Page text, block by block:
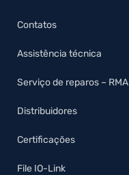
Contatos
Assistência técnica
Serviço de reparos – RMA
Distribuidores
Certificações
File IO-Link